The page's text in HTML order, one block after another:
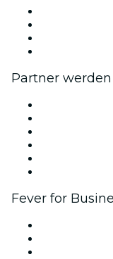
Partner werden
Fever for